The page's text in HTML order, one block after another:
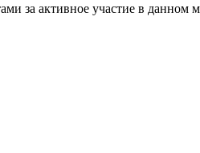
за активное участие в данном